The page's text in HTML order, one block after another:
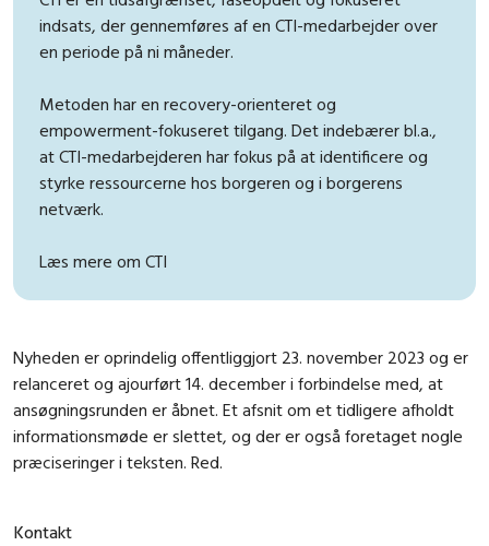
indsats, der gennemføres af en CTI-medarbejder over
en periode på ni måneder.
Metoden har en recovery-orienteret og
empowerment-fokuseret tilgang. Det indebærer bl.a.,
at CTI-medarbejderen har fokus på at identificere og
styrke ressourcerne hos borgeren og i borgerens
netværk.
Læs mere om CTI
Nyheden er oprindelig offentliggjort 23. november 2023 og er
relanceret og ajourført 14. december i forbindelse med, at
ansøgningsrunden er åbnet. Et afsnit om et tidligere afholdt
informationsmøde er slettet, og der er også foretaget nogle
præciseringer i teksten. Red.
Kontakt